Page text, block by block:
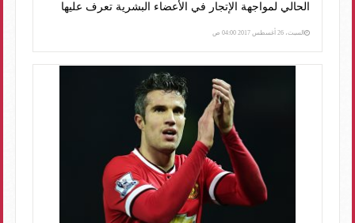
الحالي لمواجهة الإتجار في الأعضاء البشرية تعرف عليها
السبت، 26 أغسطس 2017 04:00 ص